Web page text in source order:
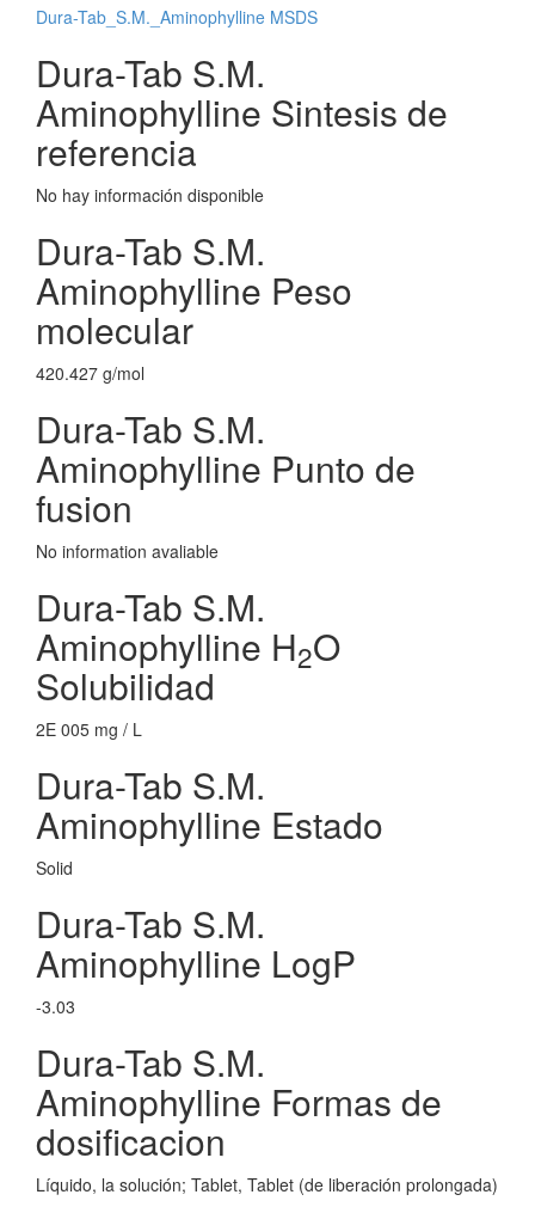
Dura-Tab_S.M._Aminophylline MSDS
Dura-Tab S.M.
Aminophylline Sintesis de
referencia
No hay información disponible
Dura-Tab S.M.
Aminophylline Peso
molecular
420.427 g/mol
Dura-Tab S.M.
Aminophylline Punto de
fusion
No information avaliable
Dura-Tab S.M.
Aminophylline H2O
Solubilidad
2E 005 mg / L
Dura-Tab S.M.
Aminophylline Estado
Solid
Dura-Tab S.M.
Aminophylline LogP
-3.03
Dura-Tab S.M.
Aminophylline Formas de
dosificacion
Líquido, la solución; Tablet, Tablet (de liberación prolongada)